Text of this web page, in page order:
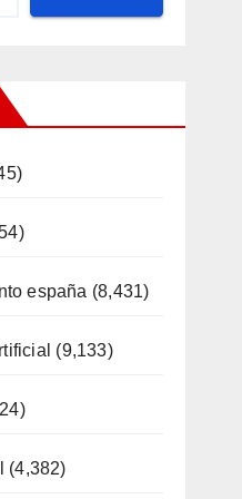
españa (8,431)
(9,133)
(4,382)